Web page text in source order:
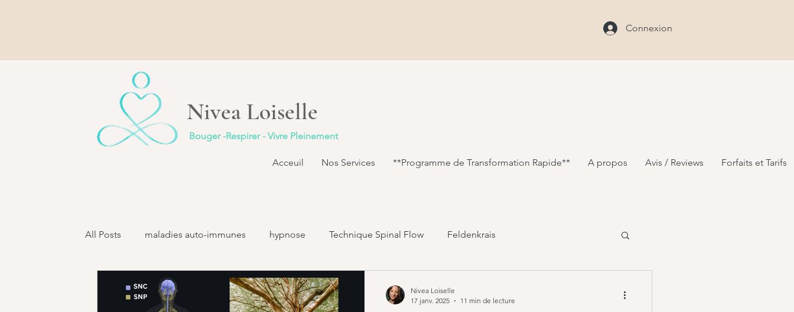
Connexion
Nivea Loiselle
Bouger -Respirer - Vivre Pleinement
Acceuil Nos Services **Programme de Transformation Rapide** A propos Avis / Reviews Forfaits et Tarifs
All Posts maladies auto-immunes hypnose Technique Spinal Flow Feldenkrais
Prise de Conscience par le Mouvemen apprendre
Nivea Loiselle
17 janv. 2025
11 min de lecture